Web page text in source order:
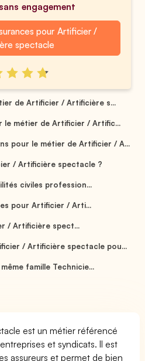
engagement
pour Artificier /
spectacle
de Artificier / Artificière s...
le métier de Artificier / Artific...
pour le métier de Artificier / A...
/ Artificière spectacle ?
civiles profession...
pour Artificier / Arti...
/ Artificière spect...
/ Artificière spectacle pou...
famille Technicie...
est un métier référencé
et syndicats. Il est
assureurs et permet de bien